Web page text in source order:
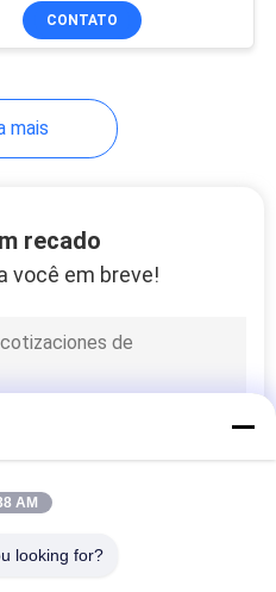
CONTATO
mais
recado
você em breve!
AM
looking for?